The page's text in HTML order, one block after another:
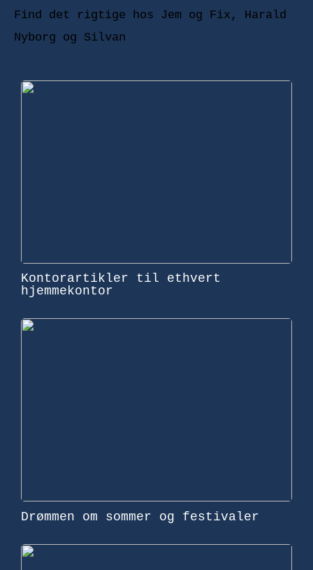
Find det rigtige hos Jem og Fix, Harald
Nyborg og Silvan
Kontorartikler til ethvert
hjemmekontor
Drømmen om sommer og festivaler